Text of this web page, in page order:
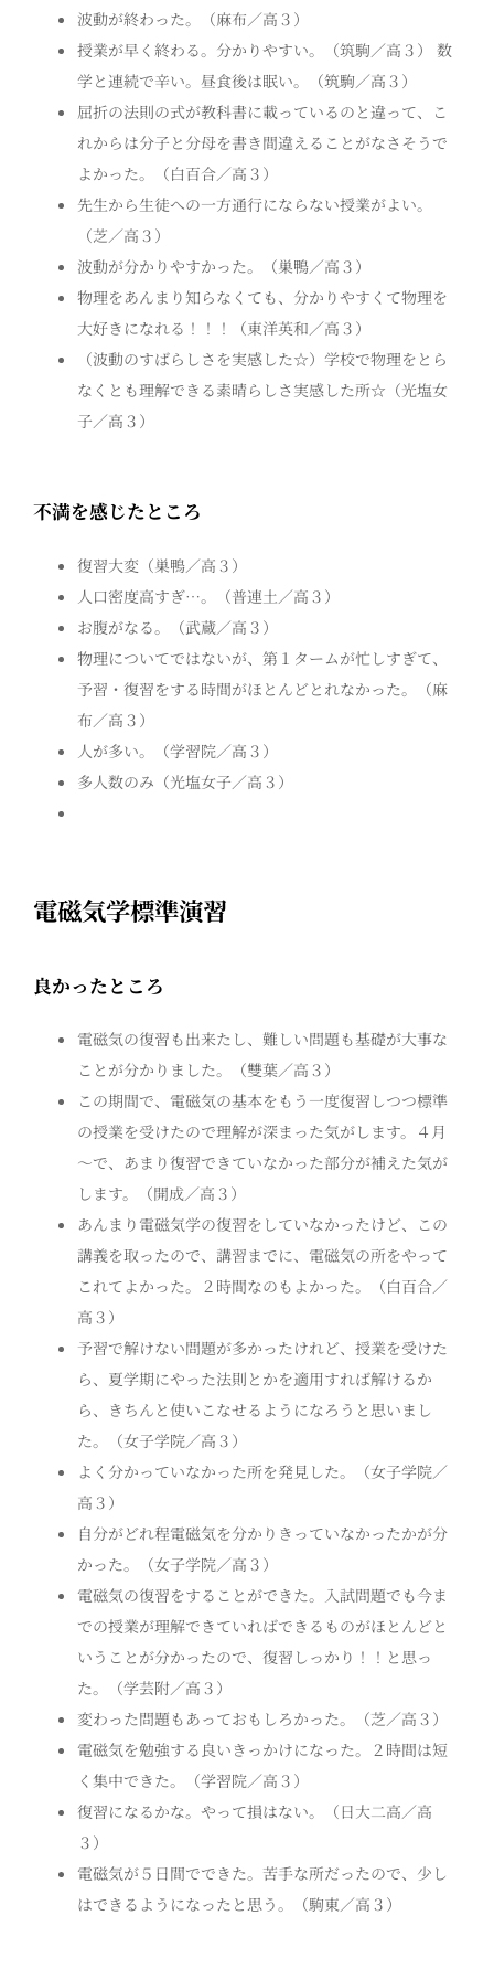
波動が終わった。（麻布／高３）
授業が早く終わる。分かりやすい。（筑駒／高３） 数
学と連続で辛い。昼食後は眠い。（筑駒／高３）
屈折の法則の式が教科書に載っているのと違って、こ
れからは分子と分母を書き間違えることがなさそうで
よかった。（白百合／高３）
先生から生徒への一方通行にならない授業がよい。
（芝／高３）
波動が分かりやすかった。（巣鴨／高３）
物理をあんまり知らなくても、分かりやすくて物理を
大好きになれる！！！（東洋英和／高３）
（波動のすばらしさを実感した☆）学校で物理をとら
なくとも理解できる素晴らしさ実感した所☆（光塩女
子／高３）
不満を感じたところ
復習大変（巣鴨／高３）
人口密度高すぎ…。（普連土／高３）
お腹がなる。（武蔵／高３）
物理についてではないが、第１タームが忙しすぎて、
予習・復習をする時間がほとんどとれなかった。（麻
布／高３）
人が多い。（学習院／高３）
多人数のみ（光塩女子／高３）
電磁気学標準演習
良かったところ
電磁気の復習も出来たし、難しい問題も基礎が大事な
ことが分かりました。（雙葉／高３）
この期間で、電磁気の基本をもう一度復習しつつ標準
の授業を受けたので理解が深まった気がします。４月
～で、あまり復習できていなかった部分が補えた気が
します。（開成／高３）
あんまり電磁気学の復習をしていなかったけど、この
講義を取ったので、講習までに、電磁気の所をやって
これてよかった。２時間なのもよかった。（白百合／
高３）
予習で解けない問題が多かったけれど、授業を受けた
ら、夏学期にやった法則とかを適用すれば解けるか
ら、きちんと使いこなせるようになろうと思いまし
た。（女子学院／高３）
よく分かっていなかった所を発見した。（女子学院／
高３）
自分がどれ程電磁気を分かりきっていなかったかが分
かった。（女子学院／高３）
電磁気の復習をすることができた。入試問題でも今ま
での授業が理解できていればできるものがほとんどと
いうことが分かったので、復習しっかり！！と思っ
た。（学芸附／高３）
変わった問題もあっておもしろかった。（芝／高３）
電磁気を勉強する良いきっかけになった。２時間は短
く集中できた。（学習院／高３）
復習になるかな。やって損はない。（日大二高／高
３）
電磁気が５日間でできた。苦手な所だったので、少し
はできるようになったと思う。（駒東／高３）